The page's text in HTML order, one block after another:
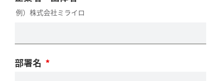
例）株式会社ミライロ
部署名 *